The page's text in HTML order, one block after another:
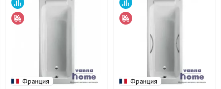
Франция Франция